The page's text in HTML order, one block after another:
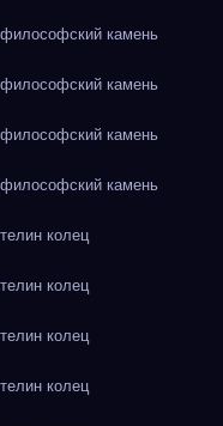
камень
камень
камень
камень
колец
колец
колец
колец